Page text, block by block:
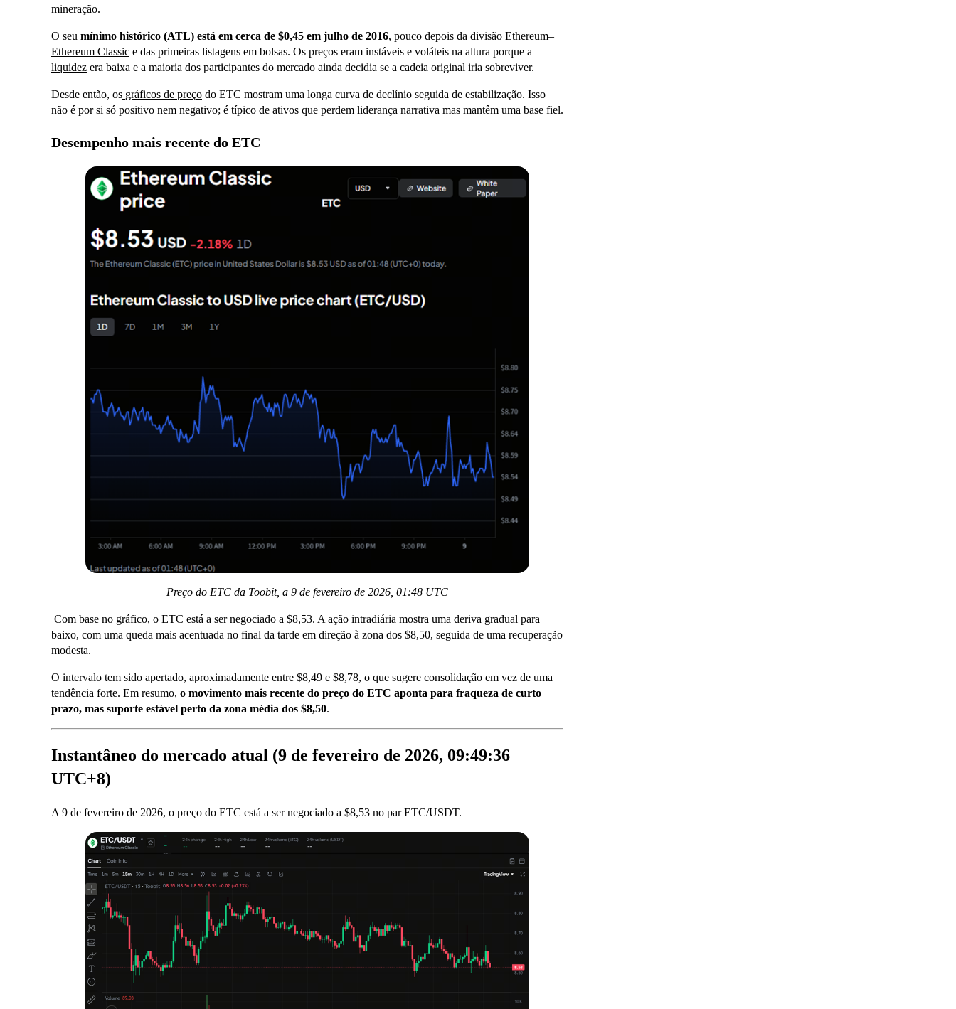
mineração.
O seu mínimo histórico (ATL) está em cerca de $0,45 em julho de 2016, pouco depois da divisão Ethereum–
Ethereum Classic e das primeiras listagens em bolsas. Os preços eram instáveis e voláteis na altura porque a
liquidez era baixa e a maioria dos participantes do mercado ainda decidia se a cadeia original iria sobreviver.
Desde então, os gráficos de preço do ETC mostram uma longa curva de declínio seguida de estabilização. Isso
não é por si só positivo nem negativo; é típico de ativos que perdem liderança narrativa mas mantêm uma base fiel.
Desempenho mais recente do ETC
Preço do ETC da Toobit, a 9 de fevereiro de 2026, 01:48 UTC
Com base no gráfico, o ETC está a ser negociado a $8,53. A ação intradiária mostra uma deriva gradual para
baixo, com uma queda mais acentuada no final da tarde em direção à zona dos $8,50, seguida de uma recuperação
modesta.
O intervalo tem sido apertado, aproximadamente entre $8,49 e $8,78, o que sugere consolidação em vez de uma
tendência forte. Em resumo, o movimento mais recente do preço do ETC aponta para fraqueza de curto
prazo, mas suporte estável perto da zona média dos $8,50.
Instantâneo do mercado atual (9 de fevereiro de 2026, 09:49:36
UTC+8)
A 9 de fevereiro de 2026, o preço do ETC está a ser negociado a $8,53 no par ETC/USDT.